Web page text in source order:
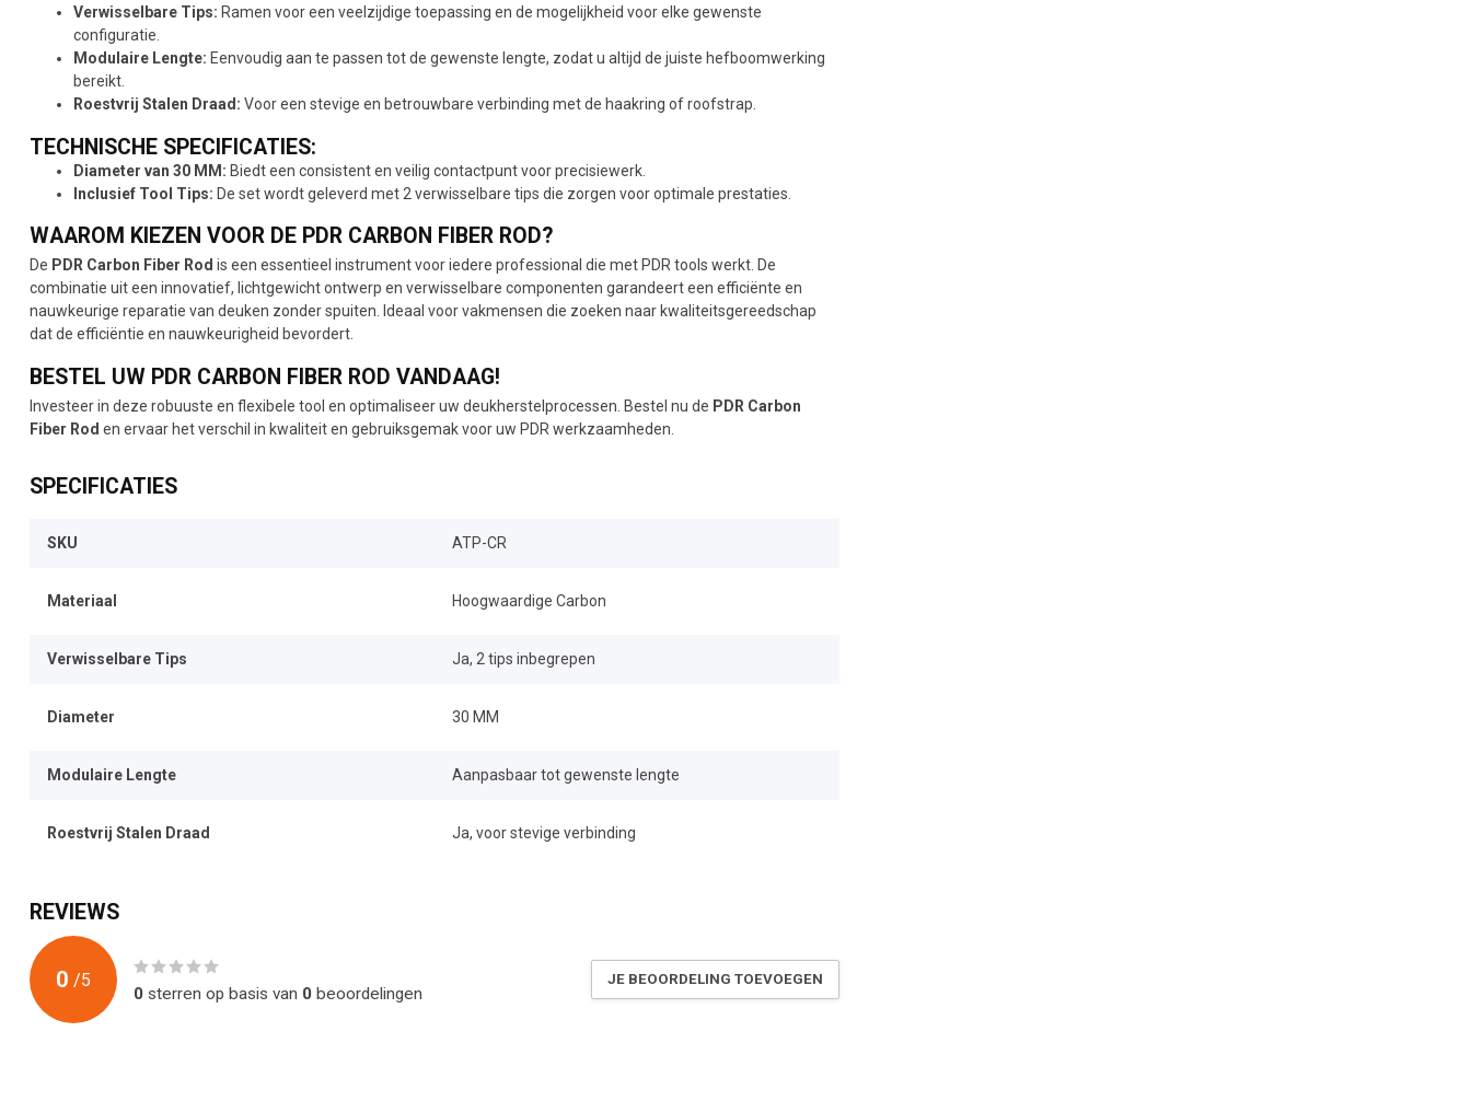
Verwisselbare Tips: Ramen voor een veelzijdige toepassing en de mogelijkheid voor elke gewenste
configuratie.
Modulaire Lengte: Eenvoudig aan te passen tot de gewenste lengte, zodat u altijd de juiste hefboomwerking
bereikt.
Roestvrij Stalen Draad: Voor een stevige en betrouwbare verbinding met de haakring of roofstrap.
TECHNISCHE SPECIFICATIES:
Diameter van 30 MM: Biedt een consistent en veilig contactpunt voor precisiewerk.
Inclusief Tool Tips: De set wordt geleverd met 2 verwisselbare tips die zorgen voor optimale prestaties.
WAAROM KIEZEN VOOR DE PDR CARBON FIBER ROD?
De PDR Carbon Fiber Rod is een essentieel instrument voor iedere professional die met PDR tools werkt. De
combinatie uit een innovatief, lichtgewicht ontwerp en verwisselbare componenten garandeert een efficiënte en
nauwkeurige reparatie van deuken zonder spuiten. Ideaal voor vakmensen die zoeken naar kwaliteitsgereedschap
dat de efficiëntie en nauwkeurigheid bevordert.
BESTEL UW PDR CARBON FIBER ROD VANDAAG!
Investeer in deze robuuste en flexibele tool en optimaliseer uw deukherstelprocessen. Bestel nu de PDR Carbon
Fiber Rod en ervaar het verschil in kwaliteit en gebruiksgemak voor uw PDR werkzaamheden.
SPECIFICATIES
SKU ATP-CR
Materiaal Hoogwaardige Carbon
Verwisselbare Tips Ja, 2 tips inbegrepen
Diameter 30 MM
Modulaire Lengte Aanpasbaar tot gewenste lengte
Roestvrij Stalen Draad Ja, voor stevige verbinding
REVIEWS
0 /5
0 sterren op basis van 0 beoordelingen
JE BEOORDELING TOEVOEGEN